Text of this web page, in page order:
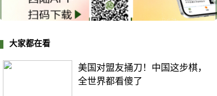
大家都在看
美国对盟友捅刀！中国这步棋，
全世界都看傻了